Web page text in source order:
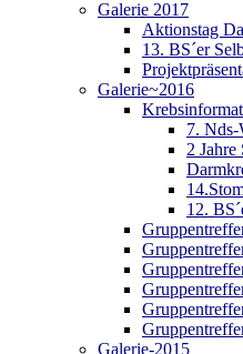
Galerie 2017
Aktionstag
13. BS´er
Galerie~2016
7. Nds-
2
12.
Galerie-2015